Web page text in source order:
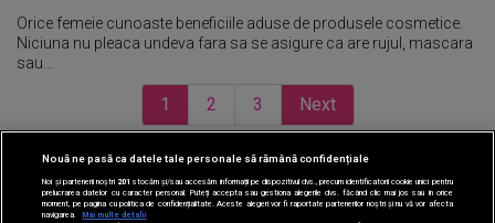
Orice femeie cunoaste beneficiile aduse de produsele cosmetice.
Niciuna nu pleaca undeva fara sa se asigure ca are rujul, mascara
sau...
1 2 3 Next
CINEMA
DIVERTISMENT
Nouă ne pasă ca datele tale personale să rămână confidențiale
Noi și partenerii noștri 201 stocăm și/sau accesăm informații pe dispozitivul dvs., precum identificatorii cookie unici pentru
prelucrarea datelor cu caracter personal. Puteți accepta sau gestiona alegerile dvs. făcând clic mai jos sau în orice
moment, pe pagina cu politica de confidențialitate. Aceste alegeri vor fi raportate partenerilor noștri și nu vă vor afecta
navigarea.
Mai multe detalii